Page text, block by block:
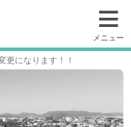
メニュー
更になります！！